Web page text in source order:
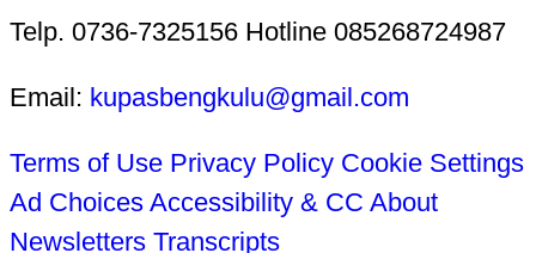
Telp. 0736-7325156 Hotline 085268724987
Email: kupasbengkulu@gmail.com
Terms of Use Privacy Policy Cookie Settings
Ad Choices Accessibility & CC About
Newsletters Transcripts